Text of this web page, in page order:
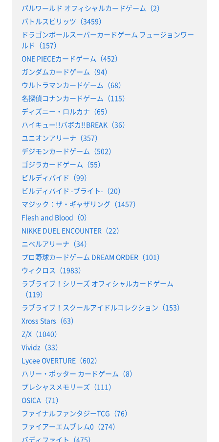
パルワールド オフィシャルカードゲーム（2）
バトルスピリッツ（3459）
ドラゴンボールスーパーカードゲーム フュージョンワー
ルド（157）
ONE PIECEカードゲーム（452）
ガンダムカードゲーム（94）
ウルトラマンカードゲーム（68）
名探偵コナンカードゲーム（115）
ディズニー・ロルカナ（65）
ハイキュー!!バボカ!!BREAK（36）
ユニオンアリーナ（357）
デジモンカードゲーム（502）
ゴジラカードゲーム（55）
ビルディバイド（99）
ビルディバイド -ブライト-（20）
マジック：ザ・ギャザリング（1457）
Flesh and Blood（0）
NIKKE DUEL ENCOUNTER（22）
ニベルアリーナ（34）
プロ野球カードゲーム DREAM ORDER（101）
ウィクロス（1983）
ラブライブ！シリーズ オフィシャルカードゲーム
（119）
ラブライブ！スクールアイドルコレクション（153）
Xross Stars（63）
Z/X（1040）
Vividz（33）
Lycee OVERTURE（602）
ハリー・ポッター カードゲーム（8）
プレシャスメモリーズ（111）
OSICA（71）
ファイナルファンタジーTCG（76）
ファイアーエムブレム0（274）
バディファイト（475）